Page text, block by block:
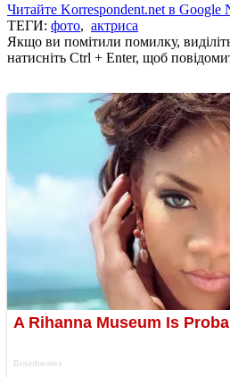
Читайте Korrespondent.net в Google
ТЕГИ: фото, актриса
Якщо ви помітили помилку,
натисніть Ctrl + Enter, щоб